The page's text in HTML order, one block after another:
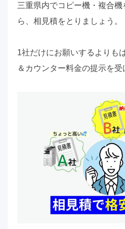
三重県内でコピー機・複合
ら、相見積をとりましょう。
1社だけにお願いするよりも
＆カウンター料金の提示を受